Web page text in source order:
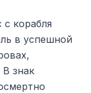
корабля
в успешной
знак